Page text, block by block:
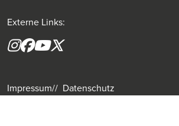
Externe Links:
Instagram
Facebook
YouTubeX formerly(twitter)
Impressum Datenschutz